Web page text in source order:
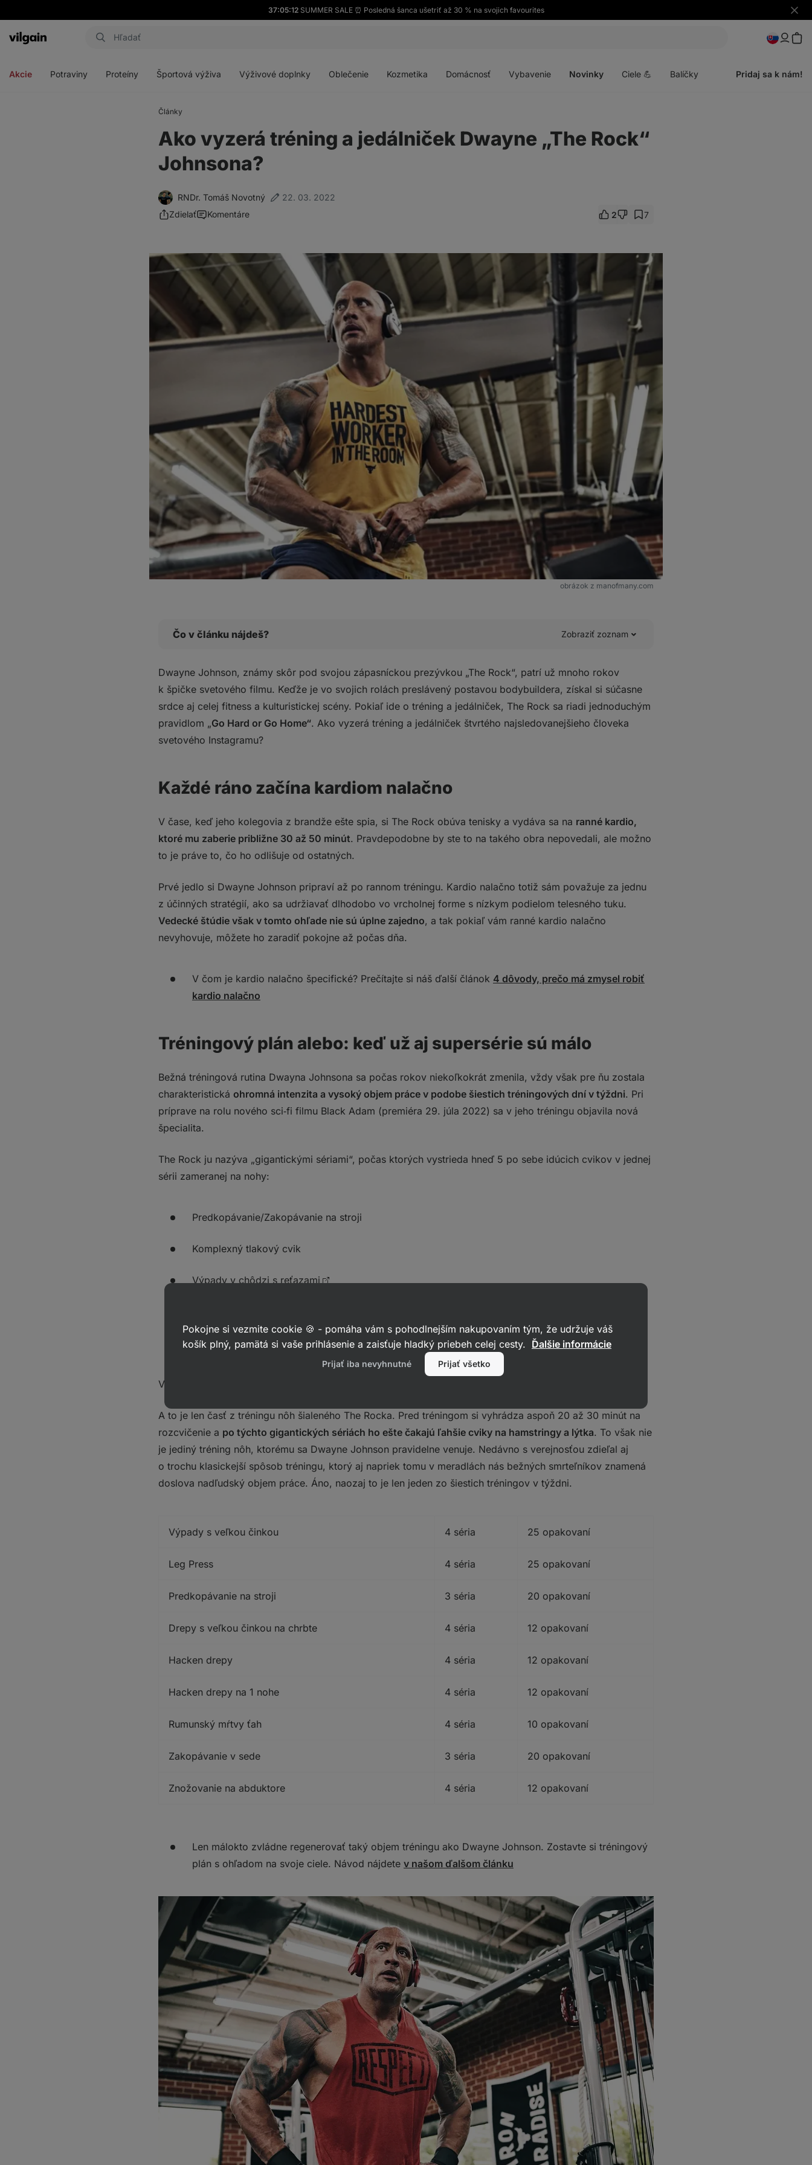
37:05:11SUMMER SALE ⏰ Posledná šanca ušetriť až 30 % na svojich favourites
Skryť
Eshop
Akcie Potraviny Proteíny Športová výživa Výživové doplnky Oblečenie Kozmetika Domácnosť Vybavenie Novinky Ciele 💪 Balíčky Pridaj sa k nám!
Články
Ako vyzerá tréning a jedálniček Dwayne „The Rock“
Johnsona?
RNDr. Tomáš Novotný
22. 03. 2022
Zdielať
Komentáre 2 7
obrázok z manofmany.com
Čo v článku nájdeš? Zobraziť zoznam
Každé ráno začína kardiom nalačno
Tréningový plán alebo: keď už aj supersérie sú málo
Jedálny lístok The Rocka: koľko bielkovín je príliš veľa bielkovín?
A ako vyzerá jeho bežná denná stravovacia rutina?
1. jedlo
2. jedlo
4. jedlo
5. jedlo
Dwayne Johnson, známy skôr pod svojou zápasníckou prezývkou „The Rock“, patrí už mnoho rokov
k špičke svetového filmu. Keďže je vo svojich rolách preslávený postavou bodybuildera, získal si súčasne
srdce aj celej fitness a kulturistickej scény. Pokiaľ ide o tréning a jedálniček, The Rock sa riadi jednoduchým
pravidlom „Go Hard or Go Home“. Ako vyzerá tréning a jedálniček štvrtého najsledovanejšieho človeka
svetového Instagramu?
Každé ráno začína kardiom nalačno
V čase, keď jeho kolegovia z brandže ešte spia, si The Rock obúva tenisky a vydáva sa na ranné kardio,
ktoré mu zaberie približne 30 až 50 minút. Pravdepodobne by ste to na takého obra nepovedali, ale možno
to je práve to, čo ho odlišuje od ostatných.
Prvé jedlo si Dwayne Johnson pripraví až po rannom tréningu. Kardio nalačno totiž sám považuje za jednu
z účinných stratégií, ako sa udržiavať dlhodobo vo vrcholnej forme s nízkym podielom telesného tuku.
Vedecké štúdie však v tomto ohľade nie sú úplne zajedno, a tak pokiaľ vám ranné kardio nalačno
nevyhovuje, môžete ho zaradiť pokojne až počas dňa.
V čom je kardio nalačno špecifické? Prečítajte si náš ďalší článok 4 dôvody, prečo má zmysel robiť
kardio nalačno
Tréningový plán alebo: keď už aj supersérie sú málo
Bežná tréningová rutina Dwayna Johnsona sa počas rokov niekoľkokrát zmenila, vždy však pre ňu zostala
charakteristická ohromná intenzita a vysoký objem práce v podobe šiestich tréningových dní v týždni. Pri
príprave na rolu nového sci‑fi filmu Black Adam (premiéra 29. júla 2022) sa v jeho tréningu objavila nová
špecialita.
The Rock ju nazýva „gigantickými sériami“, počas ktorých vystrieda hneď 5 po sebe idúcich cvikov v jednej
sérii zameranej na nohy:
Predkopávanie/Zakopávanie na stroji
Komplexný tlakový cvik
Výpady v chôdzi s reťazami
Klasické drepy s činkou na chrbte
Všetko, samozrejme, v niekoľkých sériách.
A to je len časť z tréningu nôh šialeného The Rocka. Pred tréningom si vyhrádza aspoň 20 až 30 minút na
rozcvičenie a po týchto gigantických sériách ho ešte čakajú ľahšie cviky na hamstringy a lýtka. To však nie
je jediný tréning nôh, ktorému sa Dwayne Johnson pravidelne venuje. Nedávno s verejnosťou zdieľal aj
o trochu klasickejší spôsob tréningu, ktorý aj napriek tomu v meradlách nás bežných smrteľníkov znamená
doslova nadľudský objem práce. Áno, naozaj to je len jeden zo šiestich tréningov v týždni.
Výpady s veľkou činkou 4 séria 25 opakovaní
Leg Press 4 séria 25 opakovaní
Predkopávanie na stroji 3 séria 20 opakovaní
Drepy s veľkou činkou na chrbte 4 séria 12 opakovaní
Hacken drepy 4 séria 12 opakovaní
Hacken drepy na 1 nohe 4 séria 12 opakovaní
Rumunský mŕtvy ťah 4 séria 10 opakovaní
Zakopávanie v sede 3 séria 20 opakovaní
Znožovanie na abduktore 4 séria 12 opakovaní
Len málokto zvládne regenerovať taký objem tréningu ako Dwayne Johnson. Zostavte si tréningový
plán s ohľadom na svoje ciele. Návod nájdete v našom ďalšom článku
Pokojne si vezmite cookie 🍪 - pomáha vám s pohodlnejším nakupovaním tým, že udržuje váš
košík plný, pamätá si vaše prihlásenie a zaisťuje hladký priebeh celej cesty. Ďalšie informácie
Prijať iba nevyhnutné Prijať všetko